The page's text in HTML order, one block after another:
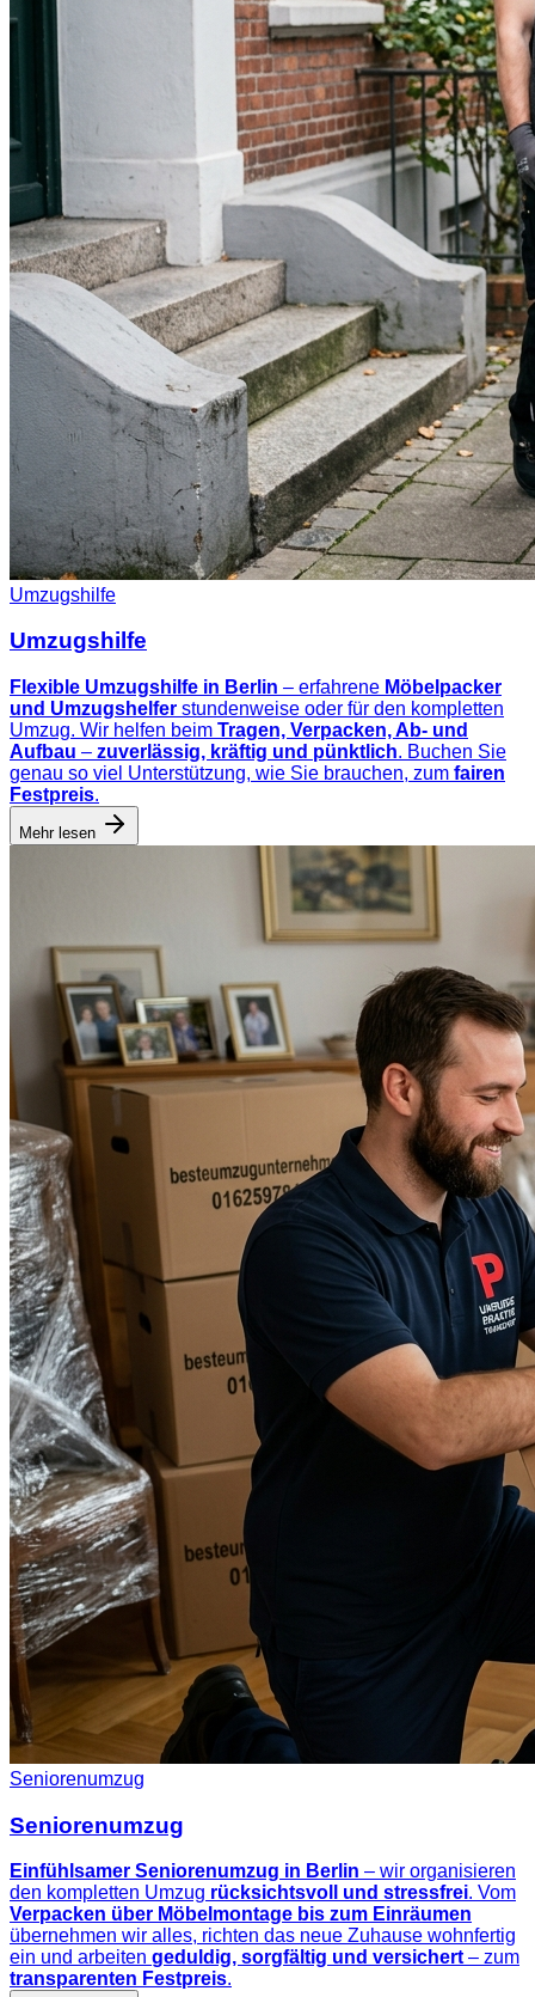
Umzugshilfe
Umzugshilfe
Flexible Umzugshilfe in Berlin – erfahrene Möbelpacker
und Umzugshelfer stundenweise oder für den kompletten
Umzug. Wir helfen beim Tragen, Verpacken, Ab- und
Aufbau – zuverlässig, kräftig und pünktlich. Buchen Sie
genau so viel Unterstützung, wie Sie brauchen, zum fairen
Festpreis.
Mehr lesen
Seniorenumzug
Seniorenumzug
Einfühlsamer Seniorenumzug in Berlin – wir organisieren
den kompletten Umzug rücksichtsvoll und stressfrei. Vom
Verpacken über Möbelmontage bis zum Einräumen
übernehmen wir alles, richten das neue Zuhause wohnfertig
ein und arbeiten geduldig, sorgfältig und versichert– zum
transparenten Festpreis.